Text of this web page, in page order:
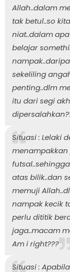
Allah..dalam
tak betul..so
niat..dalam
belajar
sekeliling
penting..dlm
itu dari segi
Situasi : Lelaki
atas bilik..dan
memuji
nampak kecik
perlu dititik
jaga..macam
Am i right???
Situasi :